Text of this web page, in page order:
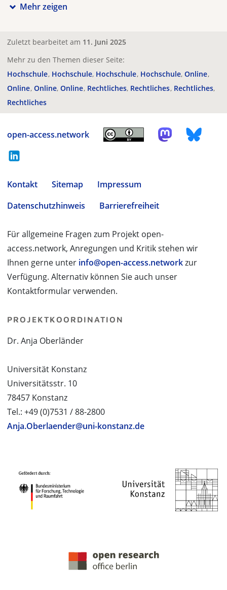
Mehr zeigen
Zuletzt bearbeitet am 11. Juni 2025
Mehr zu den Themen dieser Seite:
Hochschule Hochschule Hochschule Hochschule Online
Online Online Online Rechtliches Rechtliches Rechtliches
Rechtliches
open-access.network
Kontakt Sitemap
Impressum
Datenschutzhinweis
Barrierefreiheit
Für allgemeine Fragen zum Projekt open-
access.network, Anregungen und Kritik stehen wir
Ihnen gerne unter info@open-access.networkzur
Verfügung. Alternativ können Sie auch unser
Kontaktformular verwenden.
PROJEKTKOORDINATION
Dr. Anja Oberländer
Universität Konstanz
Universitätsstr. 10
78457 Konstanz
Tel.: +49 (0)7531 / 88-2800
Anja.Oberlaender@uni-konstanz.de